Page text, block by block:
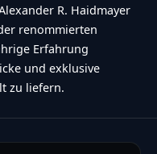
R. Haidmayer
renommierten
Erfahrung
und exklusive
zu liefern.